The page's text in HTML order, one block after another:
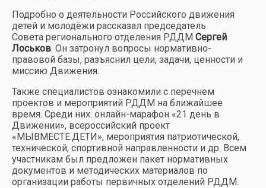
Подробно о деятельности Российского движения
детей и молодёжи рассказал председатель
Совета регионального отделения РДДМ Сергей
Лоськов. Он затронул вопросы нормативно-
правовой базы, разъяснил цели, задачи, ценности и
миссию Движения.
Также специалистов ознакомили с перечнем
проектов и мероприятий РДДМ на ближайшее
время. Среди них: онлайн-марафон «21 день в
Движении», всероссийский проект
«МЫВМЕСТЕ.ДЕТИ», мероприятия патриотической,
технической, спортивной направленности и др. Всем
участникам был предложен пакет нормативных
документов и методических материалов по
организации работы первичных отделений РДДМ.